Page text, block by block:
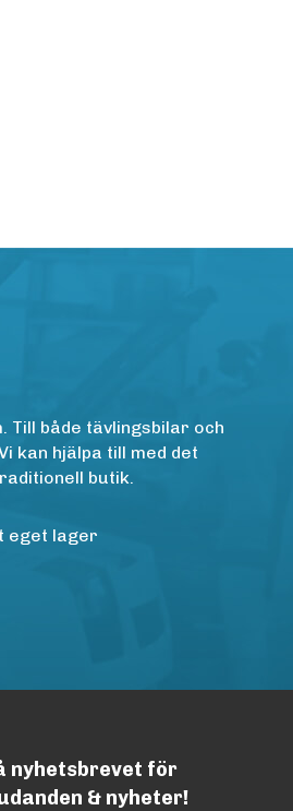
Till både tävlingsbilar och
kan hjälpa till med det
butik.
eget lager
nyhetsbrevet för
& nyheter!